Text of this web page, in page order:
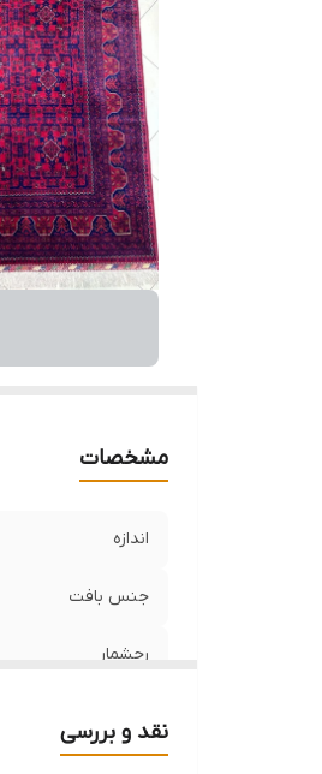
مشخصات
اندازه
جنس بافت
رجشمار
نقد و بررسی